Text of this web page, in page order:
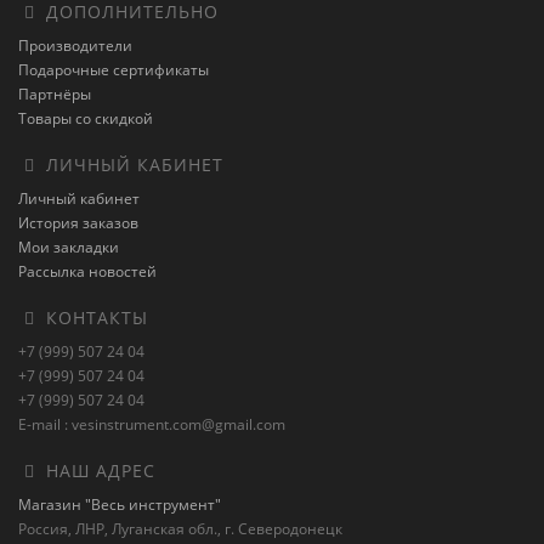
ДОПОЛНИТЕЛЬНО
Производители
Подарочные сертификаты
Партнёры
Товары со скидкой
ЛИЧНЫЙ КАБИНЕТ
Личный кабинет
История заказов
Мои закладки
Рассылка новостей
КОНТАКТЫ
+7 (999) 507 24 04
+7 (999) 507 24 04
+7 (999) 507 24 04
E-mail : vesinstrument.com@gmail.com
НАШ АДРЕС
Магазин "Весь инструмент"
Россия, ЛНР, Луганская обл., г. Северодонецк